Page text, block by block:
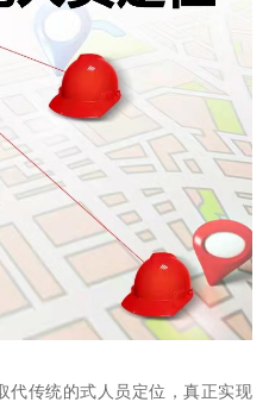
代传统的式人员定位，真正实现